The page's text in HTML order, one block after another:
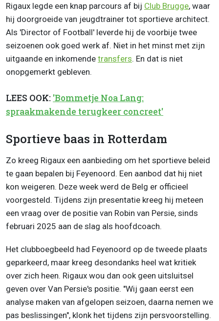
Rigaux legde een knap parcours af bij Club Brugge, waar
hij doorgroeide van jeugdtrainer tot sportieve architect.
Als 'Director of Football' leverde hij de voorbije twee
seizoenen ook goed werk af. Niet in het minst met zijn
uitgaande en inkomende transfers. En dat is niet
onopgemerkt gebleven.
LEES OOK: 'Bommetje Noa Lang:
spraakmakende terugkeer concreet'
Sportieve baas in Rotterdam
Zo kreeg Rigaux een aanbieding om het sportieve beleid
te gaan bepalen bij Feyenoord. Een aanbod dat hij niet
kon weigeren. Deze week werd de Belg er officieel
voorgesteld. Tijdens zijn presentatie kreeg hij meteen
een vraag over de positie van Robin van Persie, sinds
februari 2025 aan de slag als hoofdcoach.
Het clubboegbeeld had Feyenoord op de tweede plaats
geparkeerd, maar kreeg desondanks heel wat kritiek
over zich heen. Rigaux wou dan ook geen uitsluitsel
geven over Van Persie's positie. "Wij gaan eerst een
analyse maken van afgelopen seizoen, daarna nemen we
pas beslissingen", klonk het tijdens zijn persvoorstelling.